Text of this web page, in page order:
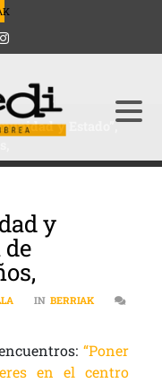
y Estado”,
y
IN BERRIAK
Y ESTADO”, NUEVA GIRA
“Poner
en el centro